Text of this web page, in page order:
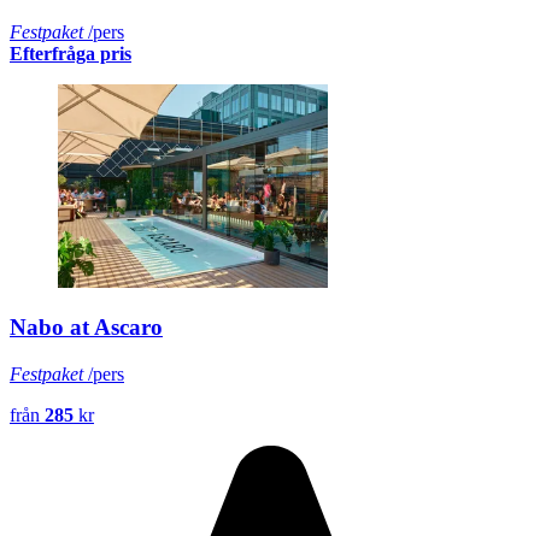
Festpaket/pers
Efterfråga pris
Nabo at Ascaro
Festpaket/pers
från 285 kr